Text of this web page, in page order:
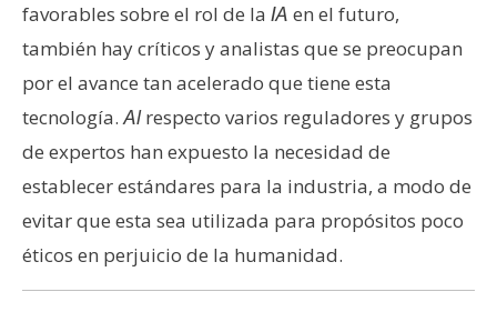
favorables sobre el rol de la IA en el futuro,
también hay críticos y analistas que se preocupan
por el avance tan acelerado que tiene esta
tecnología.Alrespecto varios reguladores y grupos
de expertos han expuesto la necesidad de
establecer estándares para la industria, a modo de
evitar que esta sea utilizada para propósitos poco
éticos en perjuicio de la humanidad.